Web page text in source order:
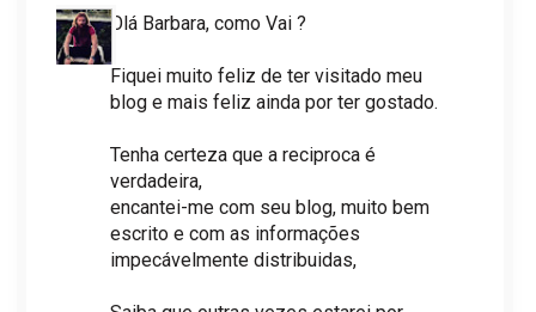
Olá Barbara, como Vai ?
Fiquei muito feliz de ter visitado meu
blog e mais feliz ainda por ter gostado.
Tenha certeza que a reciproca é
verdadeira,
encantei-me com seu blog, muito bem
escrito e com as informações
impecávelmente distribuidas,